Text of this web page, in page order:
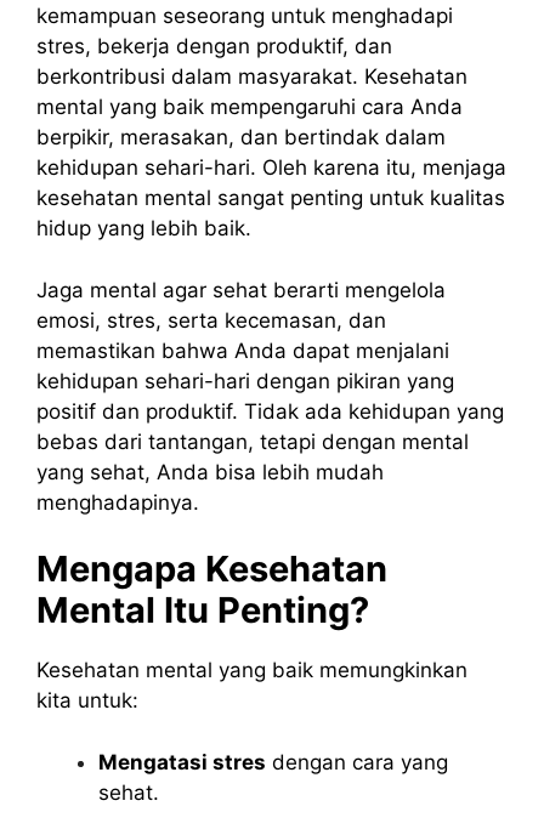
kemampuan seseorang untuk menghadapi
stres, bekerja dengan produktif, dan
berkontribusi dalam masyarakat. Kesehatan
mental yang baik mempengaruhi cara Anda
berpikir, merasakan, dan bertindak dalam
kehidupan sehari-hari. Oleh karena itu, menjaga
kesehatan mental sangat penting untuk kualitas
hidup yang lebih baik.
Jaga mental agar sehat berarti mengelola
emosi, stres, serta kecemasan, dan
memastikan bahwa Anda dapat menjalani
kehidupan sehari-hari dengan pikiran yang
positif dan produktif. Tidak ada kehidupan yang
bebas dari tantangan, tetapi dengan mental
yang sehat, Anda bisa lebih mudah
menghadapinya.
Mengapa Kesehatan
Mental Itu Penting?
Kesehatan mental yang baik memungkinkan
kita untuk:
Mengatasi stres dengan cara yang
sehat.